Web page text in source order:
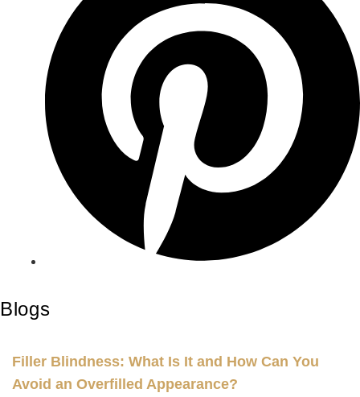
Blogs
Filler Blindness: What Is It and How Can You
Avoid an Overfilled Appearance?